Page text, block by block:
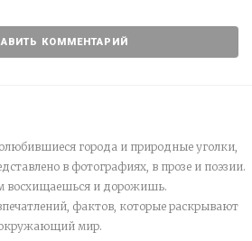
города и природные уголки,
в фотографиях, в прозе и поэзии.
восхищаешься и дорожишь.
фактов, которые раскрывают
мир.